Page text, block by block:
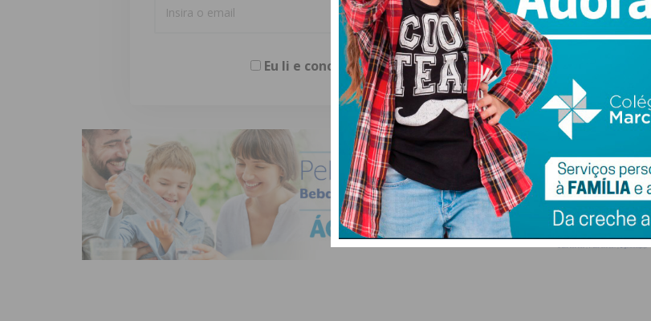
Eu li e concordo com ostermos e condições